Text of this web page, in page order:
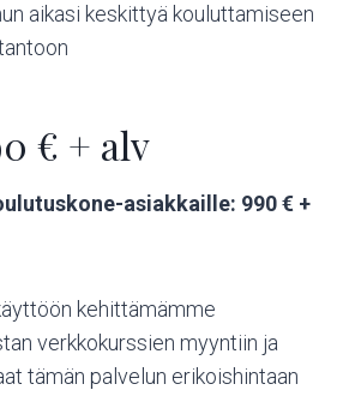
aikasi keskittyä kouluttamiseen
€ + alv
asiakkaille: 990 € +
kehittämämme
verkkokurssien myyntiin ja
tämän palvelun erikoishintaan